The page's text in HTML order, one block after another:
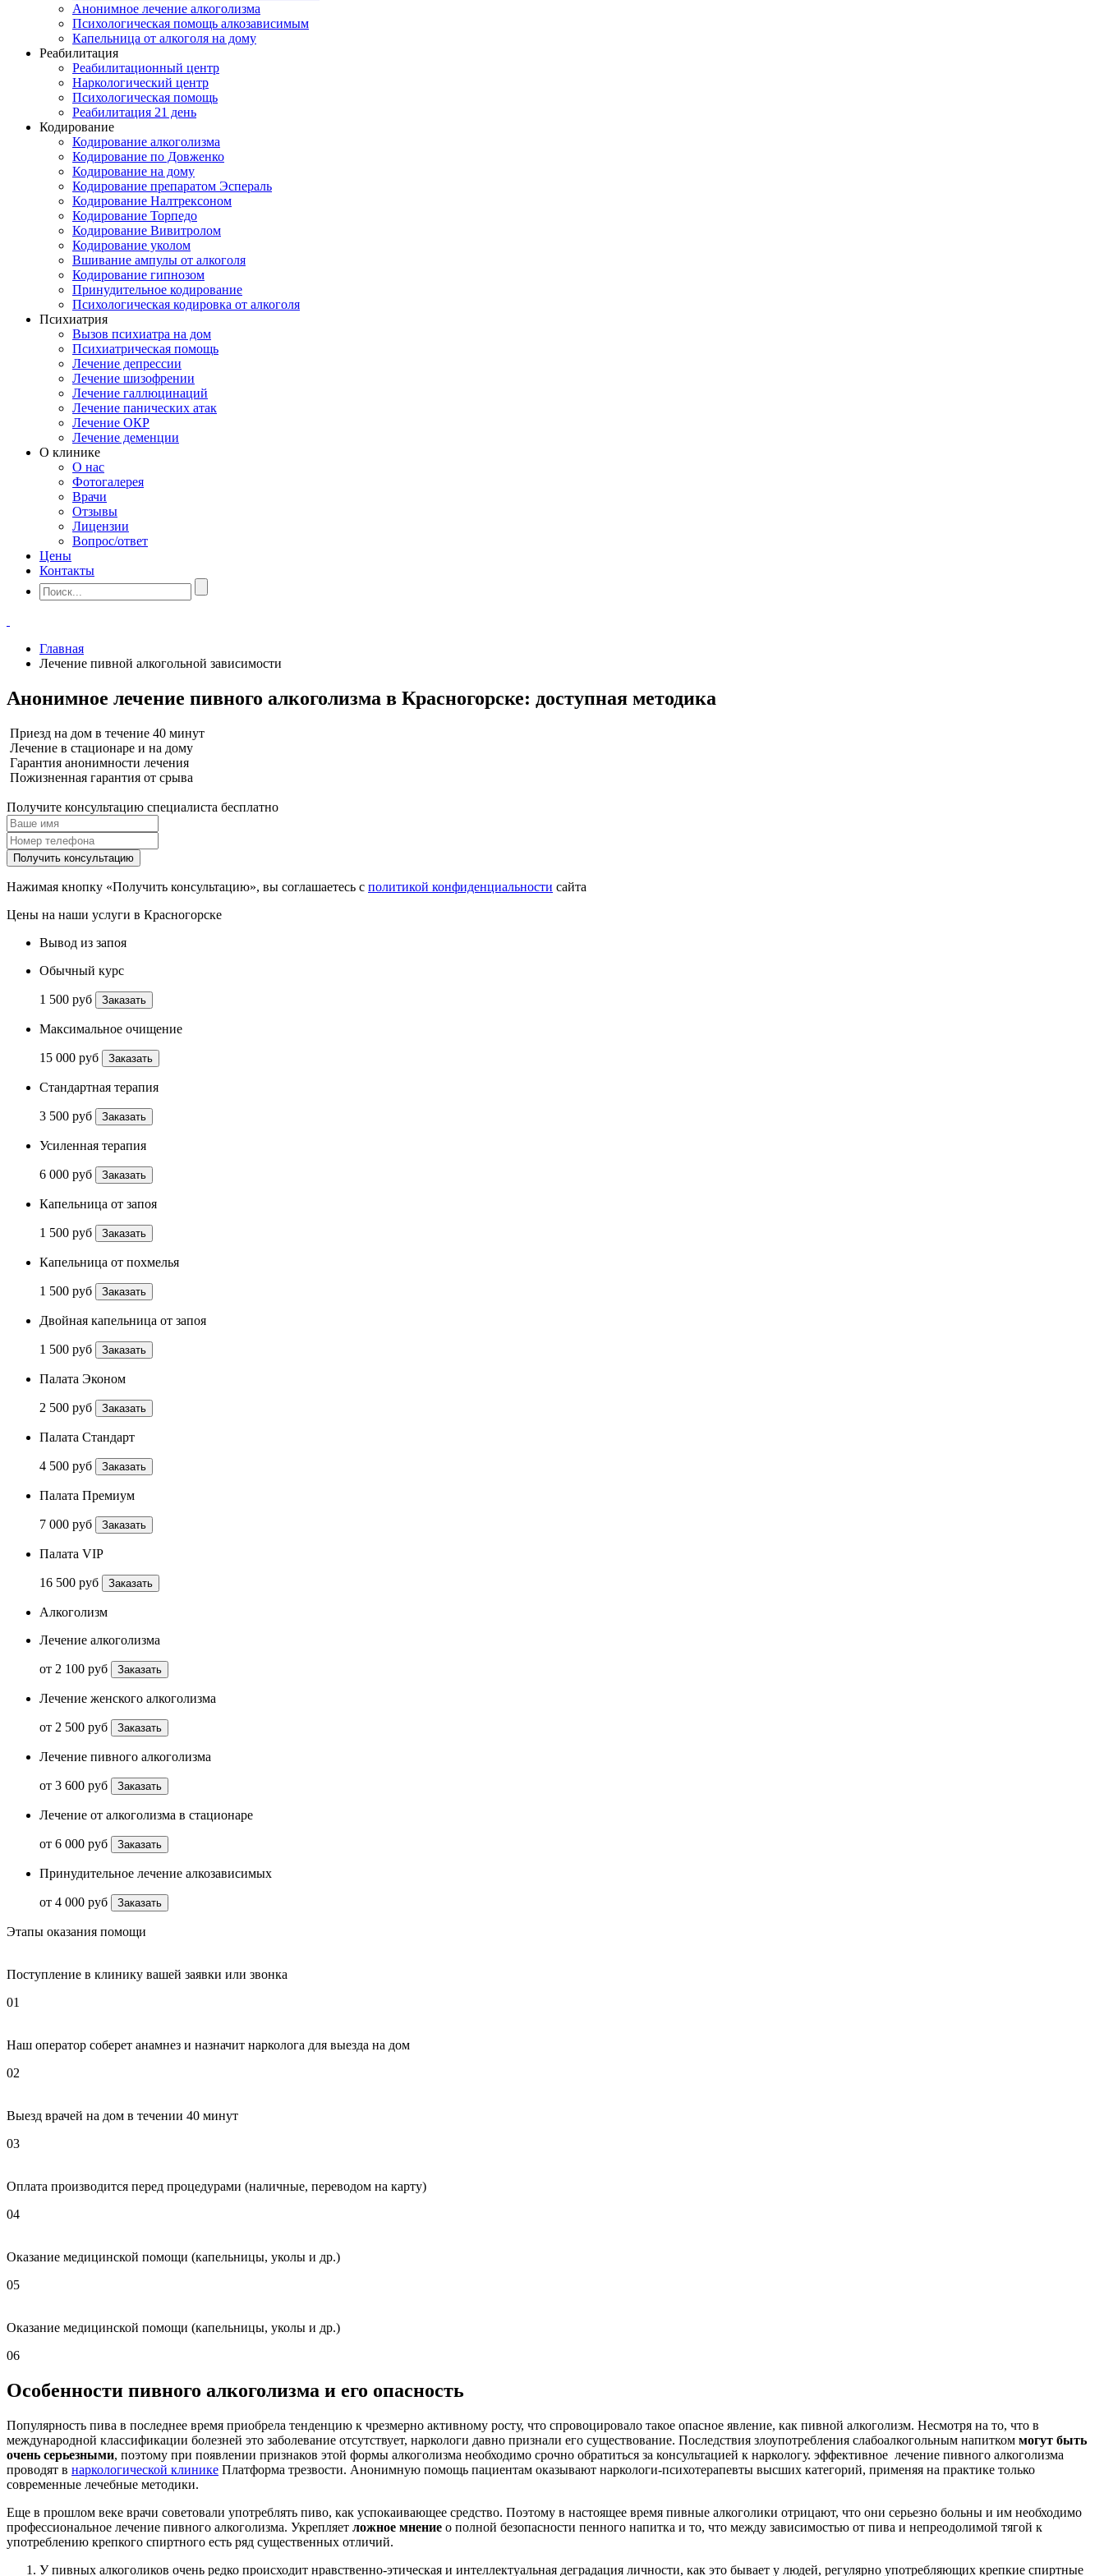
Анонимное лечение алкоголизма
Психологическая помощь алкозависимым
Капельница от алкоголя на дому
Реабилитация
Реабилитационный центр
Наркологический центр
Психологическая помощь
Реабилитация 21 день
Кодирование
Кодирование алкоголизма
Кодирование по Довженко
Кодирование на дому
Кодирование препаратом Эспераль
Кодирование Налтрексоном
Кодирование Торпедо
Кодирование Вивитролом
Кодирование уколом
Вшивание ампулы от алкоголя
Кодирование гипнозом
Принудительное кодирование
Психологическая кодировка от алкоголя
Психиатрия
Вызов психиатра на дом
Психиатрическая помощь
Лечение депрессии
Лечение шизофрении
Лечение галлюцинаций
Лечение панических атак
Лечение ОКР
Лечение деменции
О клинике
О нас
Фотогалерея
Врачи
Отзывы
Лицензии
Вопрос/ответ
Цены
Контакты
Главная
Лечение пивной алкогольной зависимости
Анонимное лечение пивного алкоголизма в Красногорске: доступная методика
Приезд на дом в течение 40 минут
Лечение в стационаре и на дому
Гарантия анонимности лечения
Пожизненная гарантия от срыва
Получите консультацию специалиста бесплатно
Получить консультацию
Нажимая кнопку «Получить консультацию», вы соглашаетесь с политикой конфиденциальности сайта
Цены на наши услуги в Красногорске
Вывод из запоя
Обычный курс
1 500 руб Заказать
Максимальное очищение
15 000 руб Заказать
Стандартная терапия
3 500 руб Заказать
Усиленная терапия
6 000 руб Заказать
Капельница от запоя
1 500 руб Заказать
Капельница от похмелья
1 500 руб Заказать
Двойная капельница от запоя
1 500 руб Заказать
Палата Эконом
2 500 руб Заказать
Палата Стандарт
4 500 руб Заказать
Палата Премиум
7 000 руб Заказать
Палата VIP
16 500 руб Заказать
Алкоголизм
Лечение алкоголизма
от 2 100 руб Заказать
Лечение женского алкоголизма
от 2 500 руб Заказать
Лечение пивного алкоголизма
от 3 600 руб Заказать
Лечение от алкоголизма в стационаре
от 6 000 руб Заказать
Принудительное лечение алкозависимых
от 4 000 руб Заказать
Этапы оказания помощи
Поступление в клинику вашей заявки или звонка
01
Наш оператор соберет анамнез и назначит нарколога для выезда на дом
02
Выезд врачей на дом в течении 40 минут
03
Оплата производится перед процедурами (наличные, переводом на карту)
04
Оказание медицинской помощи (капельницы, уколы и др.)
05
Оказание медицинской помощи (капельницы, уколы и др.)
06
Особенности пивного алкоголизма и его опасность
Популярность пива в последнее время приобрела тенденцию к чрезмерно активному росту, что спровоцировало такое опасное явление, как пивной алкоголизм. Несмотря на то, что в
международной классификации болезней это заболевание отсутствует, наркологи давно признали его существование. Последствия злоупотребления слабоалкогольным напитком могут быть
очень серьезными, поэтому при появлении признаков этой формы алкоголизма необходимо срочно обратиться за консультацией к наркологу. эффективное лечение пивного алкоголизма
проводят в наркологической клинике Платформа трезвости. Анонимную помощь пациентам оказывают наркологи-психотерапевты высших категорий, применяя на практике только
современные лечебные методики.
Еще в прошлом веке врачи советовали употреблять пиво, как успокаивающее средство. Поэтому в настоящее время пивные алкоголики отрицают, что они серьезно больны и им необходимо
профессиональное лечение пивного алкоголизма. Укрепляет ложное мнение о полной безопасности пенного напитка и то, что между зависимостью от пива и непреодолимой тягой к
употреблению крепкого спиртного есть ряд существенных отличий.
У пивных алкоголиков очень редко происходит нравственно-этическая и интеллектуальная деградация личности, как это бывает у людей, регулярно употребляющих крепкие спиртные